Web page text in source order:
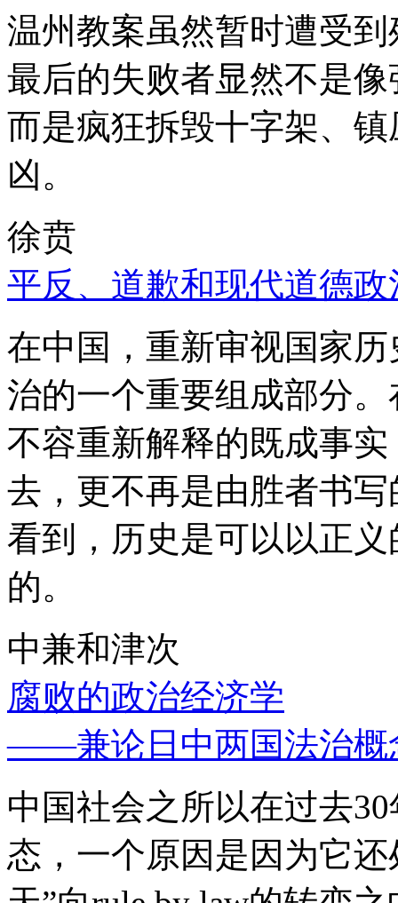
温州教案虽然暂时遭受
最后的失败者显然不是
而是疯狂拆毁十字架、
凶。
徐贲
平反、道歉和现代道德政
在中国，重新审视国家
治的一个重要组成部分
不容重新解释的既成事
去，更不再是由胜者书
看到，历史是可以以正
的。
中兼和津次
腐败的政治经济学
——兼论日中两国法治概
中国社会之所以在过去
态，一个原因是因为它